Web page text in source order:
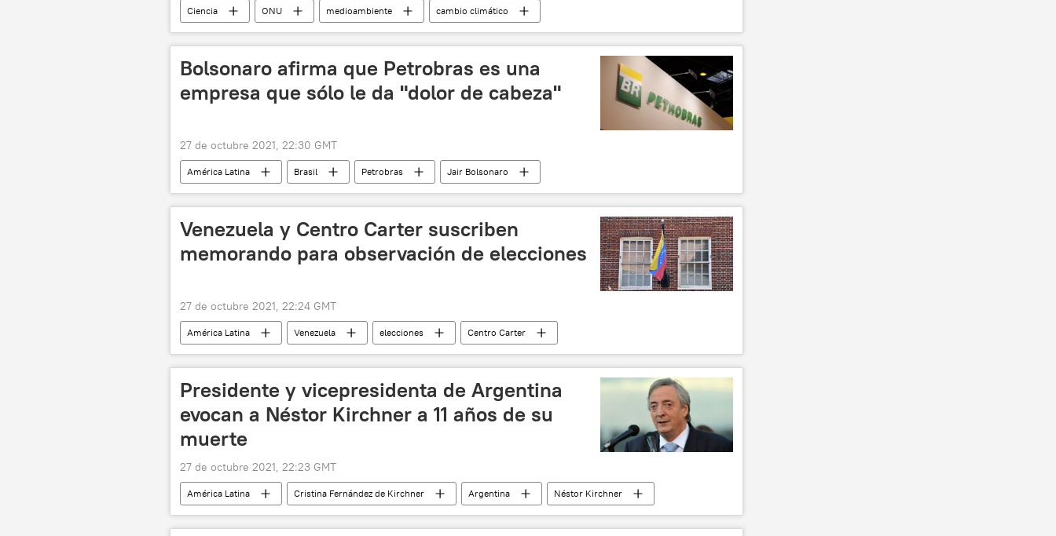
Ciencia ONU medioambiente
cambio climático
gases de efecto invernadero (GEI)
dióxido de carbono
Bolsonaro afirma que Petrobras es una
empresa que sólo le da "dolor de cabeza"
27 de octubre 2021, 22:30 GMT
América Latina Brasil Petrobras Jair Bolsonaro
Venezuela y Centro Carter suscriben
memorando para observación de elecciones
27 de octubre 2021, 22:24 GMT
América Latina Venezuela elecciones Centro Carter
Presidente y vicepresidenta de Argentina
evocan a Néstor Kirchner a 11 años de su
muerte
27 de octubre 2021, 22:23 GMT
América Latina Cristina Fernández de Kirchner Argentina
Néstor Kirchner
Alberto Fernández